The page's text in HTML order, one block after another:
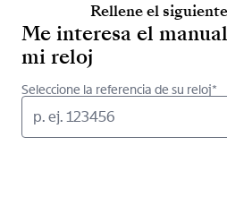
Rellene el
Me interesa el
mi reloj
Seleccione la referencia de su reloj*
p. ej. 123456